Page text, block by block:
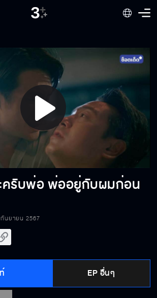
Play
Video
ครับพ่อ พ่ออยู่กับผมก่อน
นยายน 2567
EP อื่นๆ
เขาคือลูกของคนที่ฆ่าพ่อแม่น้ำ
พี่กลัวน้ำรับไม่ได้ แล้วพี่จะเสียน้ำไป
มารับมาส่งขนาดนี้ มันต้องมีสถานะแล้วนะ